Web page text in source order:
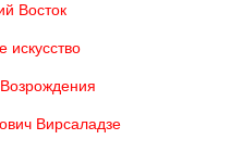
Восток
искусство
Вирсаладзе